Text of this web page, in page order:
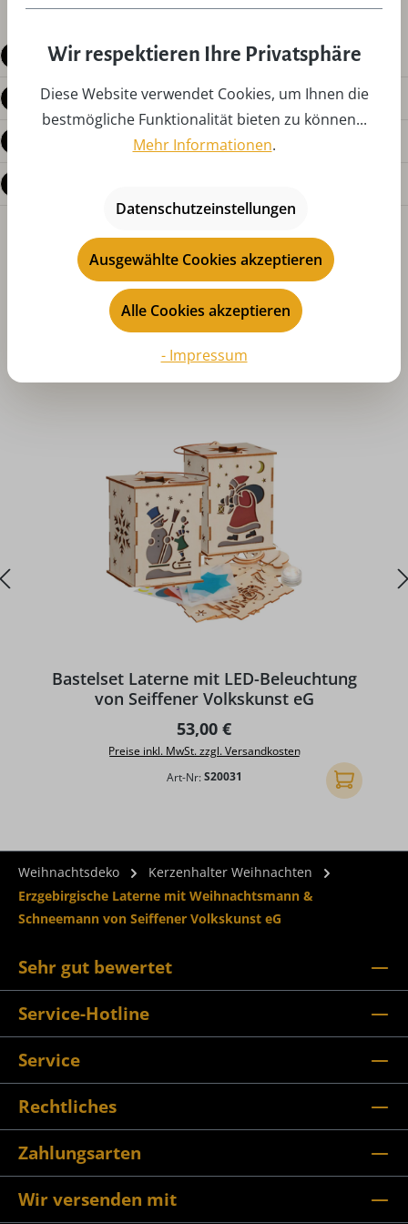
Beschreibung
Produktdetails
Bewertungen
Produktgalerie überspringen
Das könnte Ihnen auch gefallen
Bastelset Laterne mit LED-Beleuchtung
von Seiffener Volkskunst eG
Regulärer Preis:
53,00 €
Preise inkl. MwSt. zzgl. Versandkosten
Art-Nr: S20031 In den
Weihnachtsdeko
Kerzenhalter Weihnachten
Erzgebirgische Laterne mit Weihnachtsmann &
Schneemann von Seiffener Volkskunst eG
Sehr gut bewertet
Service-Hotline
Service
Rechtliches
Zahlungsarten
Wir versenden mit
Wir respektieren Ihre Privatsphäre
Diese Website verwendet Cookies, um Ihnen die
bestmögliche Funktionalität bieten zu können...
Mehr Informationen.
Datenschutzeinstellungen
Ausgewählte Cookies akzeptieren
Alle Cookies akzeptieren
- Impressum